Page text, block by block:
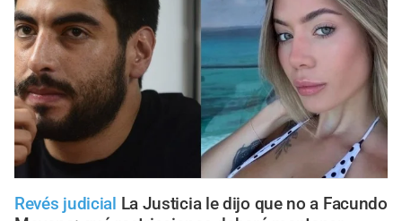
Revés judicial La Justicia le dijo que no a Facundo